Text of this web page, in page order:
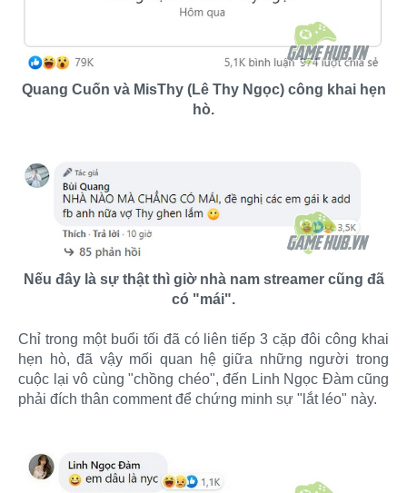
Quang Cuốn và MisThy (Lê Thy Ngọc) công khai hẹn
hò.
Nếu đây là sự thật thì giờ nhà nam streamer cũng đã
có "mái".
Chỉ trong một buổi tối đã có liên tiếp 3 cặp đôi công khai
hẹn hò, đã vậy mối quan hệ giữa những người trong
cuộc lại vô cùng "chồng chéo", đến Linh Ngọc Đàm cũng
phải đích thân comment để chứng minh sự "lắt léo" này.